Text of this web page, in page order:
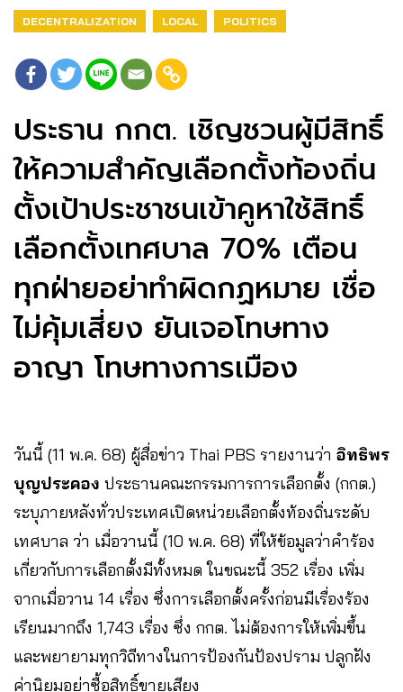
DECENTRALIZATION LOCAL POLITICS
ประธาน กกต. เชิญชวนผู้มีสิทธิ์
ให้ความสำคัญเลือกตั้งท้องถิ่น
ตั้งเป้าประชาชนเข้าคูหาใช้สิทธิ์
เลือกตั้งเทศบาล 70% เตือน
ทุกฝ่ายอย่าทำผิดกฏหมาย เชื่อ
ไม่คุ้มเสี่ยง ยันเจอโทษทาง
อาญา โทษทางการเมือง
วันนี้ (11 พ.ค. 68) ผู้สื่อข่าว Thai PBS รายงานว่า อิทธิพร
บุญประคอง ประธานคณะกรรมการการเลือกตั้ง (กกต.)
ระบุภายหลังทั่วประเทศเปิดหน่วยเลือกตั้งท้องถิ่นระดับ
เทศบาล ว่า เมื่อวานนี้ (10 พ.ค. 68) ที่ให้ข้อมูลว่าคำร้อง
เกี่ยวกับการเลือกตั้งมีทั้งหมด ในขณะนี้ 352 เรื่อง เพิ่ม
จากเมื่อวาน 14 เรื่อง ซึ่งการเลือกตั้งครั้งก่อนมีเรื่องร้อง
เรียนมากถึง 1,743 เรื่อง ซึ่ง กกต. ไม่ต้องการให้เพิ่มขึ้น
และพยายามทุกวิถีทางในการป้องกันป้องปราม ปลูกฝัง
ค่านิยมอย่าซื้อสิทธิ์ขายเสียง